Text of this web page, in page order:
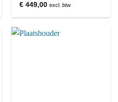
€ 449,00 excl. btw